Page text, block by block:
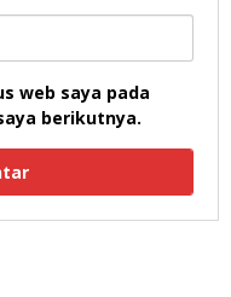
web saya pada
berikutnya.